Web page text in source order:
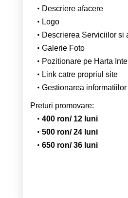
Descriere afacere
Logo
Descrierea Serviciilor si
Galerie Foto
Pozitionare pe Harta
Link catre propriul site
Gestionarea
Preturi promovare:
400 ron/ 12 luni
500 ron/ 24 luni
650 ron/ 36 luni